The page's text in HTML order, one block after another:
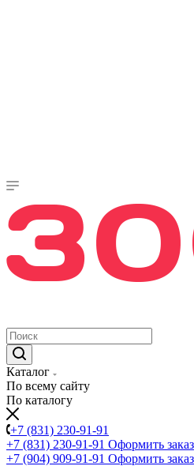
Каталог
По всему сайту
По каталогу
+7 (831) 230-91-91
+7 (831) 230-91-91 Оформить заказ
+7 (904) 909-91-91 Оформить заказ